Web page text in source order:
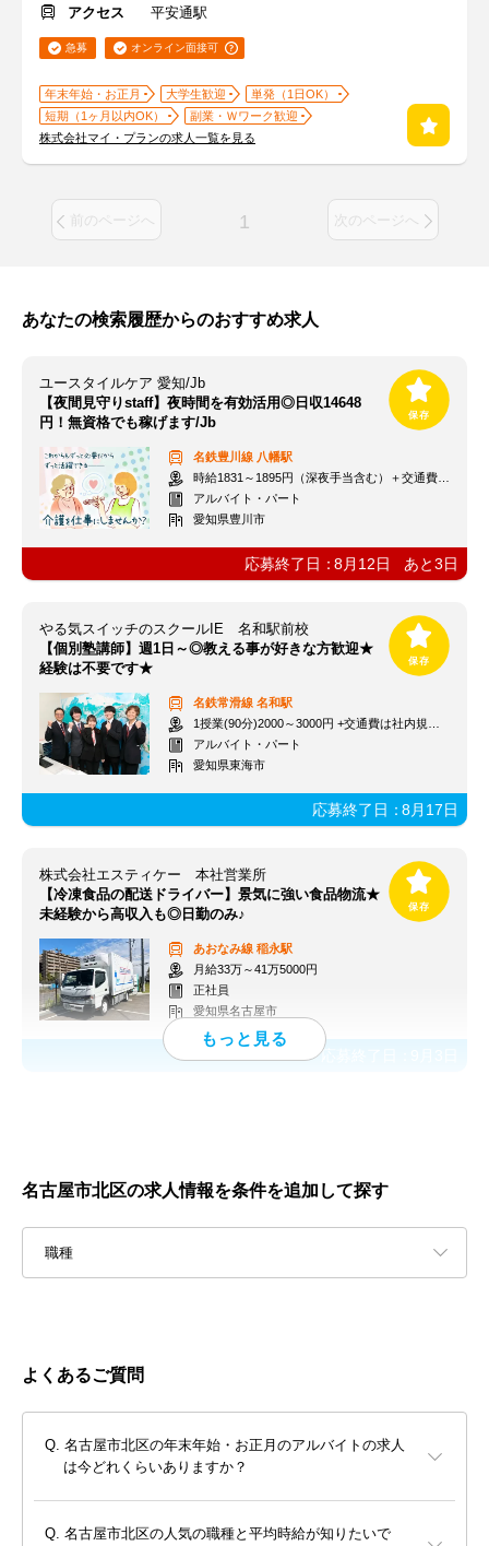
アクセス
平安通駅
急募 オンライン面接可
年末年始・お正月 大学生歓迎
単発（1日OK）
短期（1ヶ月以内OK）
副業・Ｗワーク歓迎
株式会社マイ・プランの求人一覧を見る
前のページへ 1 次のページへ
あなたの検索履歴からのおすすめ求人
ユースタイルケア 愛知/Jb
【夜間見守りstaff】夜時間を有効活用◎日収14648
円！無資格でも稼げます/Jb
名鉄豊川線 八幡駅
時給1831～1895円（深夜手当含む）＋交通費支給
アルバイト・パート
愛知県豊川市
応募終了日：8月12日 あと3日
やる気スイッチのスクールIE 名和駅前校
【個別塾講師】週1日～◎教える事が好きな方歓迎★
経験は不要です★
名鉄常滑線 名和駅
1授業(90分)2000～3000円 +交通費は社内規定に準じて支給
アルバイト・パート
愛知県東海市
応募終了日：8月17日
株式会社エスティケー 本社営業所
【冷凍食品の配送ドライバー】景気に強い食品物流★
未経験から高収入も◎日勤のみ♪
あおなみ線 稲永駅
月給33万～41万5000円
正社員
愛知県名古屋市
応募終了日：
名古屋市北区の求人情報を条件を追加して探す
職種
よくあるご質問
名古屋市北区の年末年始・お正月のアルバイトの求人
は今どれくらいありますか？
名古屋市北区の人気の職種と平均時給が知りたいで